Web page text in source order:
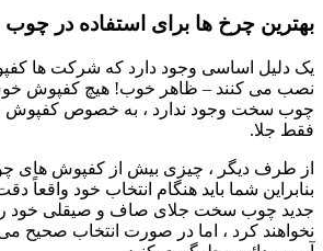
بهترین چرخ ها برای استفاده در
یک دلیل اساسی وجود دارد که شرکت ها
نصب می کنند – ظاهر خوب! هیچ کفپوش
چوب سخت وجود ندارد ، به خصوص کفپوش
فقط جلا.
از طرف دیگر ، چیزی بیش از کفپوش های
بنابراین شما باید هنگام انتخاب خود واقعاً
جدید چوب سخت جلای صاف و صیقلی خود
نخواهند کرد ، اما در صورت انتخاب صحیح